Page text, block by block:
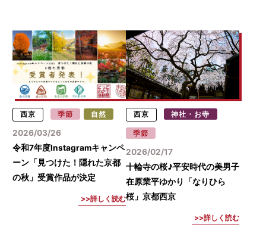
西京 季節 自然
2026/03/26
令和7年度Instagramキャンペ
ーン「見つけた！隠れた京都
の秋」受賞作品が決定
詳しく読む
西京 神社・お寺
季節
2026/02/17
十輪寺の桜♪平安時代の美男子
在原業平ゆかり「なりひら
桜」京都西京
詳しく読む